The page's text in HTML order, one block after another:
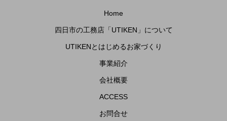
Home
四日市の工務店「UTIKEN」について
UTIKENとはじめるお家づくり
事業紹介
会社概要
ACCESS
お問合せ